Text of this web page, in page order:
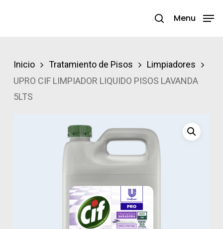
search
Menu
Inicio Tratamiento de Pisos
Limpiadores
UPRO CIF LIMPIADOR LIQUIDO PISOS LAVANDA
5LTS